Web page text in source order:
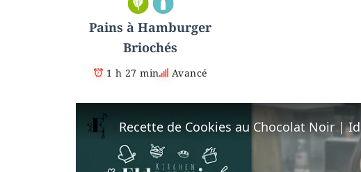
Pains à Hamburger
Briochés
1 h 27 min Avancé